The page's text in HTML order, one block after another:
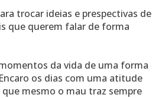
trocar ideias e prespectivas de
que querem falar de forma
da vida de uma forma
os dias com uma atitude
mesmo o mau traz sempre